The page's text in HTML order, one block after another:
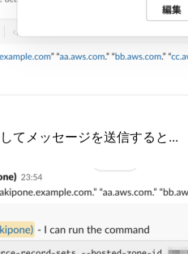
てメッセージを送信すると...